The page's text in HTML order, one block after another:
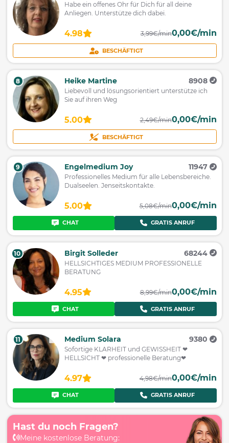
Hast du noch Fragen?
Meine kostenlose Beratung:
Habe ein offenes Ohr für Dich für all deine
Anliegen. Unterstütze dich dabei.
4.98 3,99€/min0,00€/min
BESCHÄFTIGT
8 Heike Martine 8908
Liebevoll und lösungsorientiert unterstütze ich
Sie auf ihren Weg
5.00 2,49€/min0,00€/min
BESCHÄFTIGT
9 Engelmedium Joy 11947
Professionelles Medium für alle Lebensbereiche.
Dualseelen. Jenseitskontakte.
5.00 5,08€/min0,00€/min
CHAT GRATIS ANRUF
10 Birgit Solleder 68244
HELLSICHTIGES MEDIUM PROFESSIONELLE
BERATUNG
4.95 8,99€/min0,00€/min
CHAT GRATIS ANRUF
11 Medium Solara 9380
Sofortige KLARHEIT und GEWISSHEIT ❤
HELLSICHT ❤ professionelle Beratung❤
4.97 4,98€/min0,00€/min
CHAT GRATIS ANRUF